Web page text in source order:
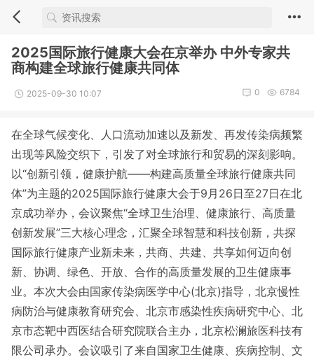
2025国际旅行健康大会在京举办 中外专家共
商构建全球旅行健康共同体
2025-09-30 10:07 6784
0
在全球气候变化、人口流动加速以及新发、再发传染病频繁
出现等风险交织下，引发了对全球旅行和贸易的深刻影响。
以“创新引领，健康护航——构建高质量全球旅行健康共同
体”为主题的2025国际旅行健康大会于9月26日至27日在北
京成功举办，会议聚焦“全球卫生治理、健康旅行、高质量
创新发展”三大核心理念，汇聚全球智慧和科技创新，共探
国际旅行健康产业新未来，共商、共建、共享如何迈向创
新、协调、绿色、开放、合作的高质量发展的卫生健康事
业。本次大会由国家传染病医学中心(北京)指导，北京慢性
病防治与健康教育研究会、北京市感染性疾病研究中心、北
京市态靶中西医结合研究院联合主办，北京松澜旅医科技有
限公司承办。会议吸引了来自国家卫生健康、疾病控制、文